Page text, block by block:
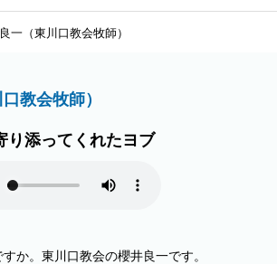
一（東川口教会牧師）
教会牧師）
り添ってくれたヨブ
か。東川口教会の櫻井良一です。